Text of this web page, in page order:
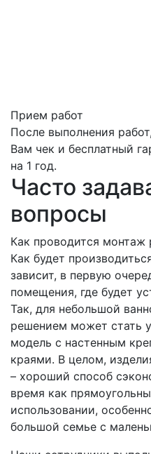
Прием работ
После выполнения
Вам чек и бесплатный
на 1 год.
Часто
вопросы
Как проводится монтаж
Как будет
зависит, в первую
помещения, где будет
Так, для небольшой
решением может стать
модель с настенным
краями. В целом,
– хороший способ
время как
использовании,
большой семье с